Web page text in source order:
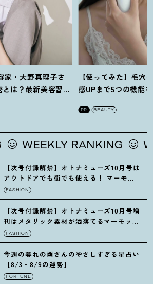
家・大野真理子さ
とは ？ 最新美容習慣
【使ってみた】毛穴
感UPまで5つの機能
PR BEAUTY
WEEKLY RANKING
【次号付録解禁】オトナミューズ10月号は
アウトドアでも街でも使える ！ マーモッ
トの黒ショルダー
FASHION
【次号付録解禁】オトナミューズ10月号増
刊はメタリック素材が洒落てるマーモット
の保冷バッグ
FASHION
今週の暮れの酉さんのやさしすぎる星占い
【8/3‐8/9の運勢】
FORTUNE